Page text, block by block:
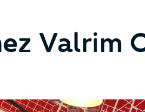
Valrim